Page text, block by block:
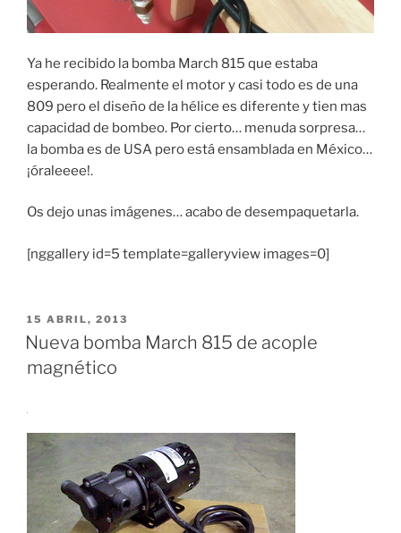
Ya he recibido la bomba March 815 que estaba
esperando. Realmente el motor y casi todo es de una
809 pero el diseño de la hélice es diferente y tien mas
capacidad de bombeo. Por cierto… menuda sorpresa…
la bomba es de USA pero está ensamblada en México…
¡óraleeee!.
Os dejo unas imágenes… acabo de desempaquetarla.
[nggallery id=5 template=galleryview images=0]
PUBLICADO
EL
15 ABRIL, 2013
Nueva bomba March 815 de acople
magnético